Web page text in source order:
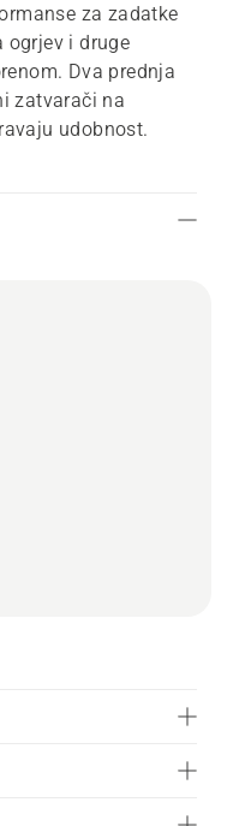
za zadatke
ogrjev i druge
Dva prednja
zatvarači na
udobnost.